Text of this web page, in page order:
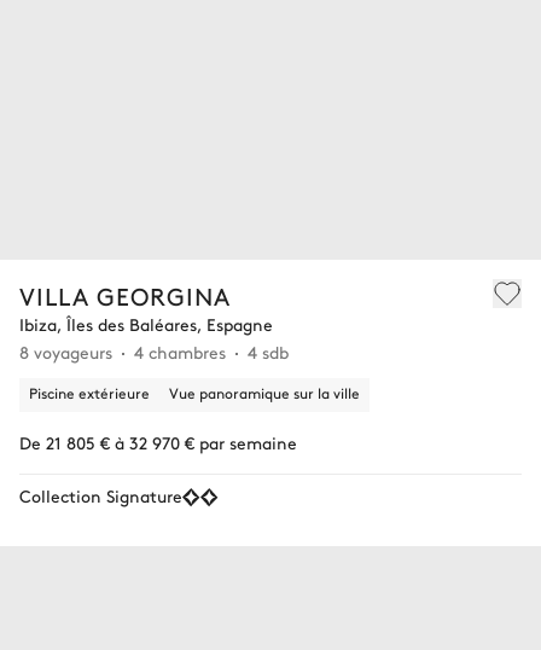
VILLA GEORGINA
Ibiza, Îles des Baléares, Espagne
8 voyageurs
4 chambres 4 sdb
Piscine extérieure Vue panoramique sur la ville
De 21 805 € à 32 970 € par semaine
Collection Signature